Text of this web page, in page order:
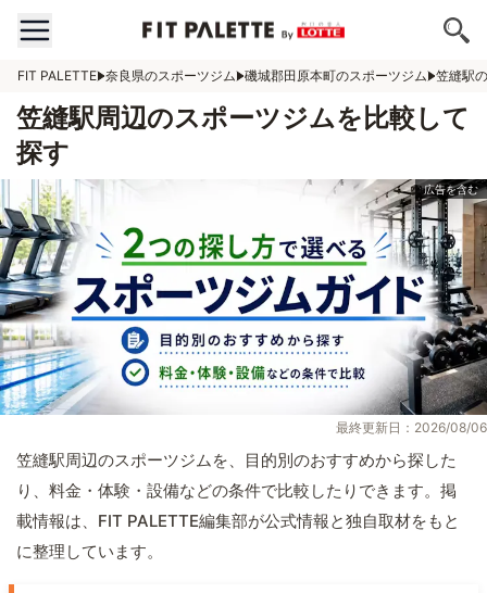
FIT PALETTE 奈良県のスポーツジム 磯城郡田原本町のスポーツジム 笠縫駅
笠縫駅周辺のスポーツジムを比較して
探す
最終更新日：2026/08/06
笠縫駅周辺のスポーツジムを、目的別のおすすめから探した
り、料金・体験・設備などの条件で比較したりできます。掲
載情報は、FIT PALETTE編集部が公式情報と独自取材をもと
に整理しています。